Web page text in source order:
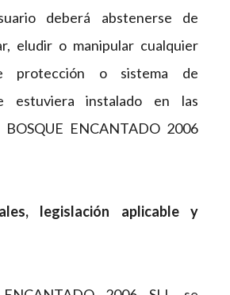
deberá abstenerse de
eludir o manipular cualquier
protección o sistema de
estuviera instalado en las
ENCANTADO 2006
legislación aplicable y